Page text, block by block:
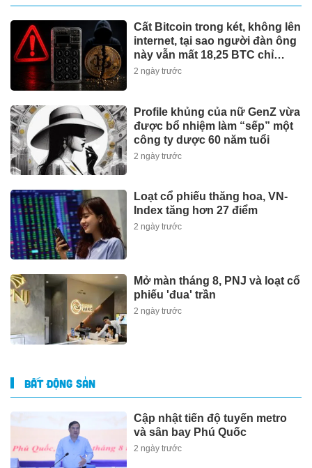
Cất Bitcoin trong két, không lên
internet, tại sao người đàn ông
này vẫn mất 18,25 BTC chỉ
trong 7 phút?
2 ngày trước
Profile khủng của nữ GenZ vừa
được bổ nhiệm làm “sếp” một
công ty dược 60 năm tuổi
2 ngày trước
Loạt cổ phiếu thăng hoa, VN-
Index tăng hơn 27 điểm
2 ngày trước
Mở màn tháng 8, PNJ và loạt cổ
phiếu 'đua' trần
2 ngày trước
BẤT ĐỘNG SẢN
Cập nhật tiến độ tuyến metro
và sân bay Phú Quốc
2 ngày trước